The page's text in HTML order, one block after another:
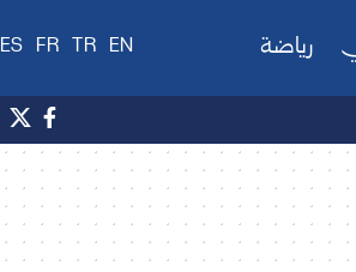
رياضة EN
TR
FR
ES